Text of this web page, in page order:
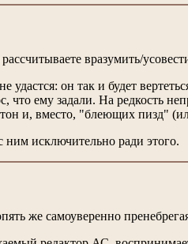
вразумить/
удастся: он так и будет
что ему задали. На редкость
тон и, вместо, "блеющих пизд"
ним исключительно ради этого.
же самоуверенно